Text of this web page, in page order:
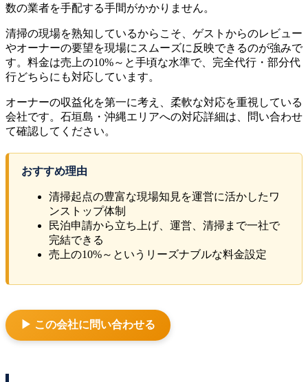
数の業者を手配する手間がかかりません。
清掃の現場を熟知しているからこそ、ゲストからのレビュー
やオーナーの要望を現場にスムーズに反映できるのが強みで
す。料金は売上の10%～と手頃な水準で、完全代行・部分代
行どちらにも対応しています。
オーナーの収益化を第一に考え、柔軟な対応を重視している
会社です。石垣島・沖縄エリアへの対応詳細は、問い合わせ
て確認してください。
おすすめ理由
清掃起点の豊富な現場知見を運営に活かしたワ
ンストップ体制
民泊申請から立ち上げ、運営、清掃まで一社で
完結できる
売上の10%～というリーズナブルな料金設定
▶ この会社に問い合わせる